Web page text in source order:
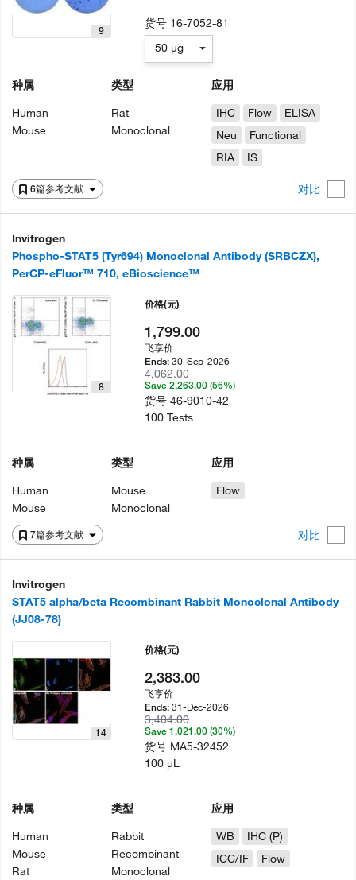
6篇参考文献 对比
9
种属
Human
Mouse
类型
Rat
Monoclonal
应用
IHC
Flow
ELISA
Neu
Functional
RIA
IS
货号 16-7052-81
50 µg
Invitrogen
Phospho-STAT5 (Tyr694) Monoclonal Antibody (SRBCZX),
PerCP-eFluor™ 710, eBioscience™
7篇参考文献 对比
8
种属
Human
Mouse
类型
Mouse
Monoclonal
应用
Flow
价格(元)
1,799.00
飞享价
Ends:30-Sep-2026
4,062.00
Save 2,263.00 (56%)
货号46-9010-42
100 Tests
Invitrogen
STAT5 alpha/beta Recombinant Rabbit Monoclonal Antibody
(JJ08-78)
14
种属
Human
Mouse
Rat
类型
Rabbit
Recombinant
Monoclonal
应用
WB
IHC (P)
ICC/IF
Flow
价格(元)
2,383.00
飞享价
Ends:31-Dec-2026
3,404.00
Save 1,021.00 (30%)
货号 MA5-32452
100 µL